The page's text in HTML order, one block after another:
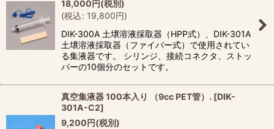
18,000円(税別)
(税込: 19,800円)
DIK-300A 土壌溶液採取器（HPP式）、DIK-301A
土壌溶液採取器（ファイバー式）で使用されてい
る集液器です。 シリンジ、接続コネクタ、ストッ
パーの10個分のセットです。
真空集液器 100本入り （9cc PET管）. [DIK-
301A-C2]
9,200円(税別)